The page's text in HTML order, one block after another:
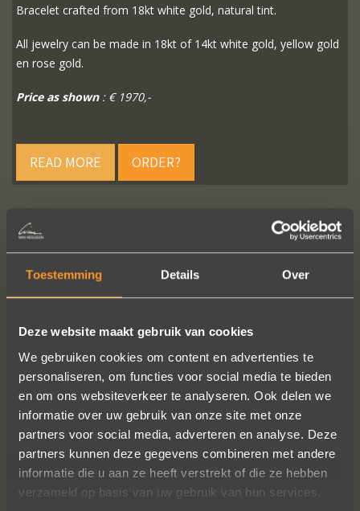
Toestemming Details Over
Deze website maakt gebruik van cookies
We gebruiken cookies om content en advertenties te
personaliseren, om functies voor social media te bieden
en om ons websiteverkeer te analyseren. Ook delen we
informatie over uw gebruik van onze site met onze
partners voor social media, adverteren en analyse. Deze
partners kunnen deze gegevens combineren met andere
informatie die u aan ze heeft verstrekt of die ze hebben
verzameld op basis van uw gebruik van hun services.
Bracelet crafted from 18kt white gold, natural tint.
All jewelry can be made in 18kt of 14kt white gold, yellow gold
en rose gold.
Price as shown: € 1970,-
READ MORE ORDER?
A+ voor ontwerp, klantenservice.
Bedankt voor al je inspanningen en
geduld toen we deze ringen
ontdekten. Ze zijn gewoonweg perfect
voor ons. We hebben ongeveer een
jaar lang online naar ringen gekeken,